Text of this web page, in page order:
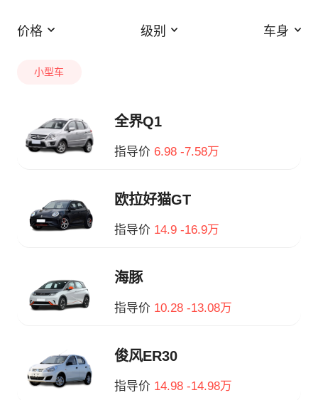
价格 级别 车身
小型车
全界Q1
指导价 6.98 -7.58万
欧拉好猫GT
指导价 14.9 -16.9万
海豚
指导价 10.28 -13.08万
俊风ER30
指导价 14.98 -14.98万